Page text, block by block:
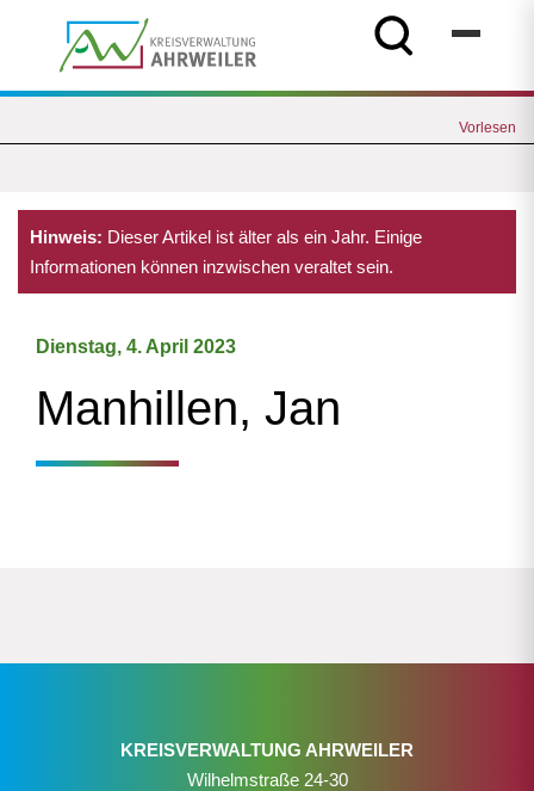
Vorlesen
Hinweis: Dieser Artikel ist älter als ein Jahr. Einige
Informationen können inzwischen veraltet sein.
Dienstag, 4. April 2023
Manhillen, Jan
KREISVERWALTUNG AHRWEILER
Wilhelmstraße 24-30